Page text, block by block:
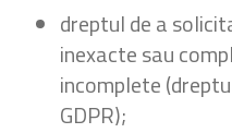
dreptul de a
inexacte sau
incomplete
GDPR);